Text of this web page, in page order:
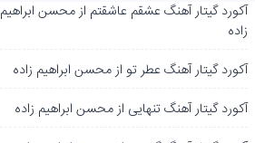
آکورد گیتار آهنگ عشقم عاشقتم از محسن ابراهیم
زاده
آکورد گیتار آهنگ عطر تو از محسن ابراهیم زاده
آکورد گیتار آهنگ تنهایی از محسن ابراهیم زاده